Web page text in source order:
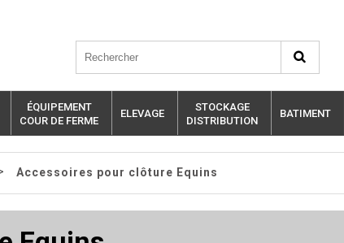
ÉQUIPEMENT
COUR DE FERME
ELEVAGE
STOCKAGE
DISTRIBUTION
BATIMENT
Accessoires pour clôture Equins